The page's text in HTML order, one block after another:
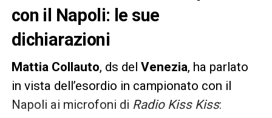
con il Napoli: le sue
dichiarazioni
Mattia Collauto, ds del Venezia, ha parlato
in vista dell’esordio in campionato con il
Napoli ai microfoni di Radio Kiss Kiss: